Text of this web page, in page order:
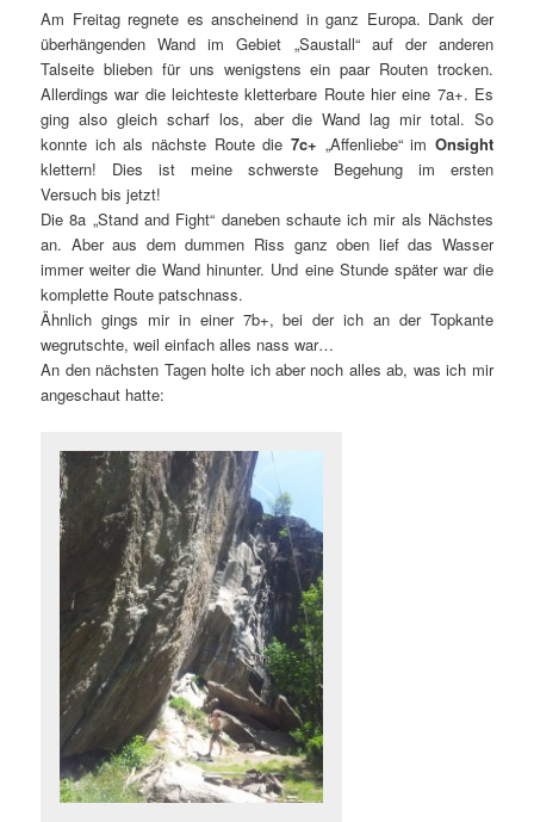
Am Freitag regnete es anscheinend in ganz Europa. Dank der
überhängenden Wand im Gebiet „Saustall“ auf der anderen
Talseite blieben für uns wenigstens ein paar Routen trocken.
Allerdings war die leichteste kletterbare Route hier eine 7a+. Es
ging also gleich scharf los, aber die Wand lag mir total. So
konnte ich als nächste Route die 7c+ „Affenliebe“ im Onsight
klettern! Dies ist meine schwerste Begehung im ersten
Versuch bis jetzt!
Die 8a „Stand and Fight“ daneben schaute ich mir als Nächstes
an. Aber aus dem dummen Riss ganz oben lief das Wasser
immer weiter die Wand hinunter. Und eine Stunde später war die
komplette Route patschnass.
Ähnlich gings mir in einer 7b+, bei der ich an der Topkante
wegrutschte, weil einfach alles nass war…
An den nächsten Tagen holte ich aber noch alles ab, was ich mir
angeschaut hatte: